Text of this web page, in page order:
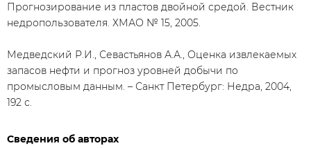
Прогнозирование из пластов двойной средой. Вестник
недропользователя. ХМАО № 15, 2005.
Медведский Р.И., Севастьянов А.А., Оценка извлекаемых
запасов нефти и прогноз уровней добычи по
промысловым данным. – Санкт Петербург: Недра, 2004,
192 с.
Сведения об авторах